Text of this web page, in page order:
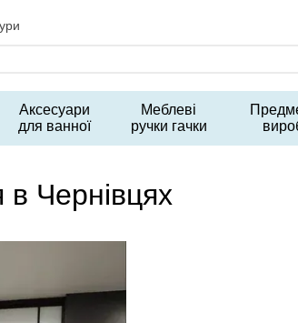
Аксесуари
для ванної
Меблеві
ручки гачки
Чернівцях